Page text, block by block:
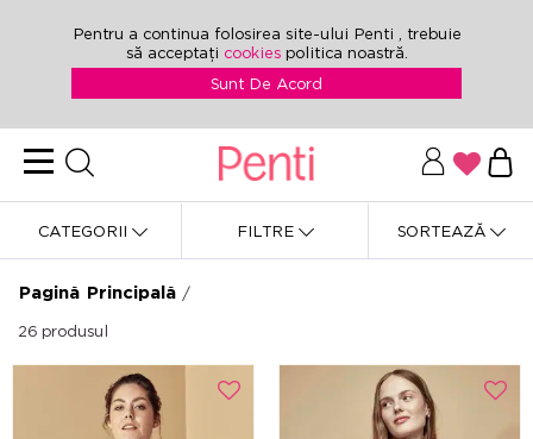
Pentru a continua folosirea site-ului Penti , trebuie
să acceptați cookies politica noastră.
Sunt De Acord
CATEGORII FILTRE SORTEAZĂ
Pagină Principală /
26 produsul